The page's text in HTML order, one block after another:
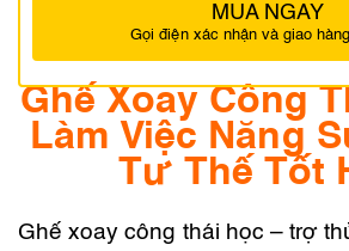
Ghế Xoay Công
Làm Việc Năng
Tư Thế Tốt
Ghế xoay công thái học – trợ
MUA NGAY
Gọi điện xác nhận và giao